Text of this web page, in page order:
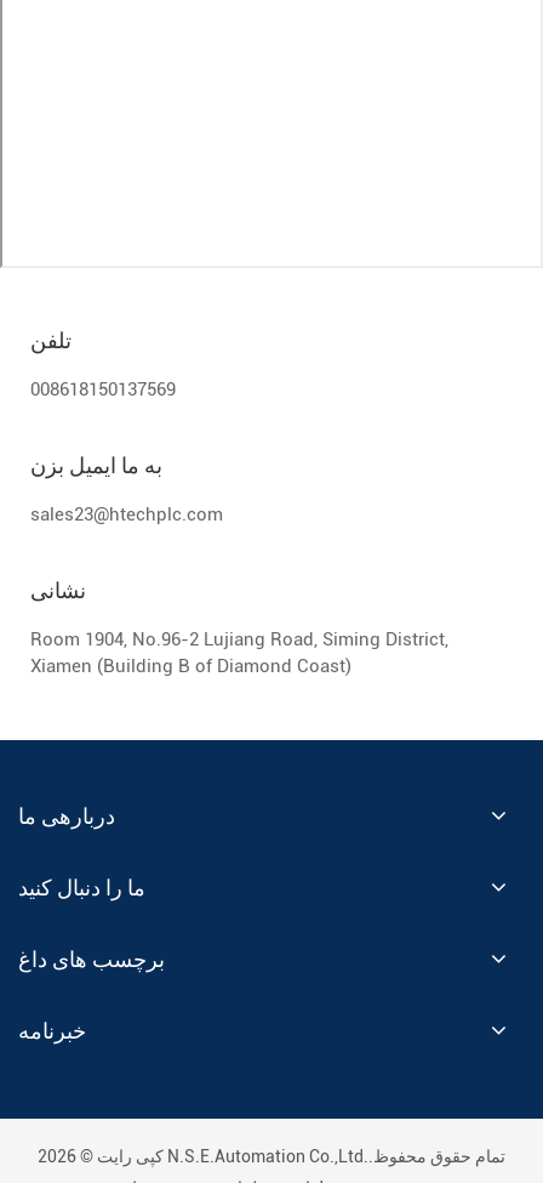
تلفن
008618150137569
به ما ایمیل بزن
sales23@htechplc.com
نشانی
Room 1904, No.96-2 Lujiang Road, Siming District,
Xiamen (Building B of Diamond Coast)
دربارهی ما
ما را دنبال کنید
برچسب های داغ
خبرنامه
کپی رایت © 2026 N.S.E.Automation Co.,Ltd..تمام حقوق محفوظ